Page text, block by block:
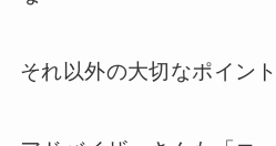
それ以外の大切なポイン